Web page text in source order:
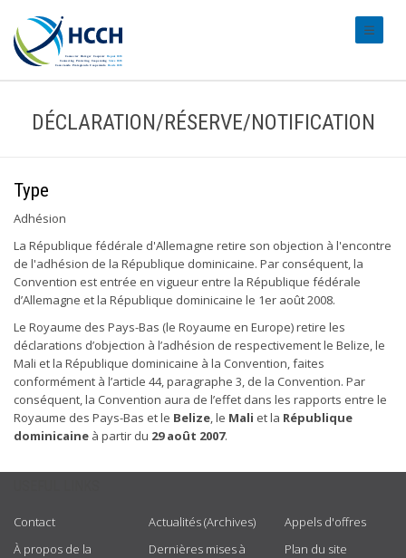
DÉCLARATION/RÉSERVE/NOTIFICATION
Type
Adhésion
La République fédérale d'Allemagne retire son objection à l'encontre
de l'adhésion de la République dominicaine. Par conséquent, la
Convention est entrée en vigueur entre la République fédérale
d’Allemagne et la République dominicaine le 1er août 2008.
Le Royaume des Pays-Bas (le Royaume en Europe) retire les
déclarations d’objection à l’adhésion de respectivement le Belize, le
Mali et la République dominicaine à la Convention, faites
conformément à l’article 44, paragraphe 3, de la Convention. Par
conséquent, la Convention aura de l’effet dans les rapports entre le
Royaume des Pays-Bas et le Belize, le Mali et la République
dominicaine à partir du 29 août 2007.
Contact
À propos de la
Actualités (Archives)
Dernières mises à
Appels d'offres
Plan du site